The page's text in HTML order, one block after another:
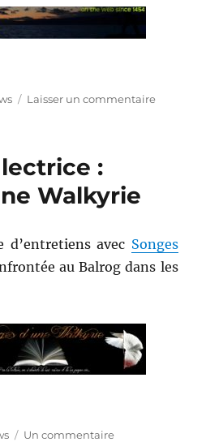
Laisser un commentairesur
:
Walkyrie
d’entretiens avec Songes
au Balrog dans les
Un commentairesur